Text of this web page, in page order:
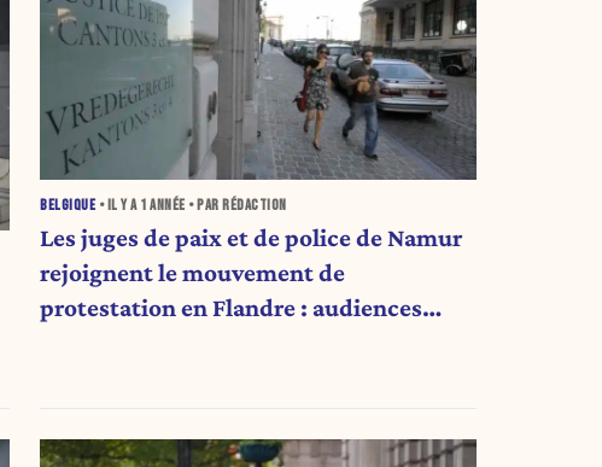
BELGIQUE • IL Y A 1 ANNÉE • PAR RÉDACTION
Les juges de paix et de police de Namur
rejoignent le mouvement de
protestation en Flandre : audiences